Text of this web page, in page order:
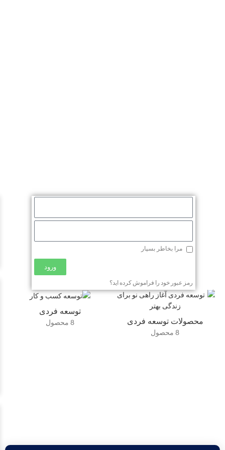
مرا بخاطر بسپار
ورود
رمز عبور خود را فراموش کرده اید؟
محصولات توسعه فردی
8 محصول
توسعه فردی
8 محصول